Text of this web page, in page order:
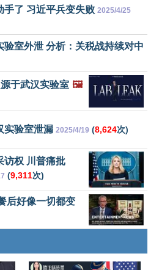
手了 习近平兵变失败 2025/4/25
验室外泄 分析：关税战持续对中
于武汉实验室 🖼️
实验室泄漏 2025/4/19 (8,624次)
访权 川普痛批
(9,311次)
后好像一切都变